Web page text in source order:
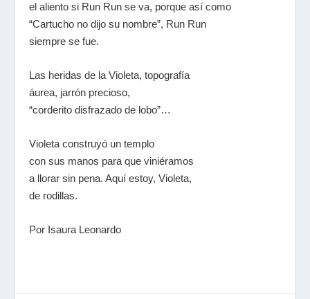
el aliento si Run Run se va, porque así como
“Cartucho no dijo su nombre”, Run Run
siempre se fue.
Las heridas de la Violeta, topografía
áurea, jarrón precioso,
“corderito disfrazado de lobo”…
Violeta construyó un templo
con sus manos para que viniéramos
a llorar sin pena. Aquí estoy, Violeta,
de rodillas.
Por Isaura Leonardo